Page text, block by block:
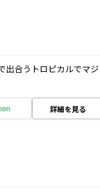
出合うトロピカルでマジ
詳細を見る